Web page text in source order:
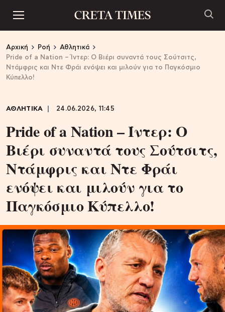
Αρχική Ροή
Αθλητικά
Pride of a Nation – Ίντερ: Ο Βιέρι συναντά τους Σούτσιτς,
Ντάμφρις και Ντε Φράι ενόψει και μιλούν για το Παγκόσμιο
Κύπελλο!
ΑΘΛΗΤΙΚΑ 24.06.2026, 11:45
Pride of a Nation – Ίντερ: Ο
Βιέρι συναντά τους Σούτσιτς,
Ντάμφρις και Ντε Φράι
ενόψει και μιλούν για το
Παγκόσμιο Κύπελλο!